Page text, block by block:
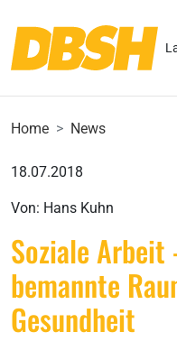
Home News
18.07.2018
Von: Hans Kuhn
Soziale
bemannte
Gesundheit